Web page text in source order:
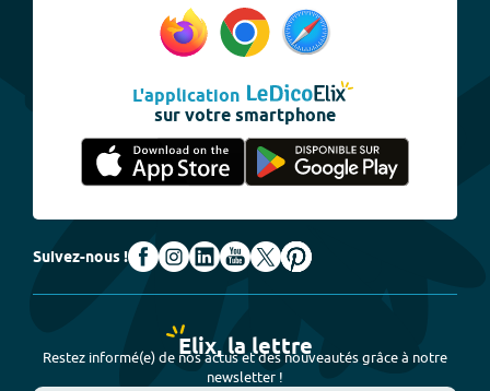
L'application
sur votre smartphone
Suivez-nous !
Elix, la lettre
Restez informé(e) de nos actus et des nouveautés grâce à notre
newsletter !